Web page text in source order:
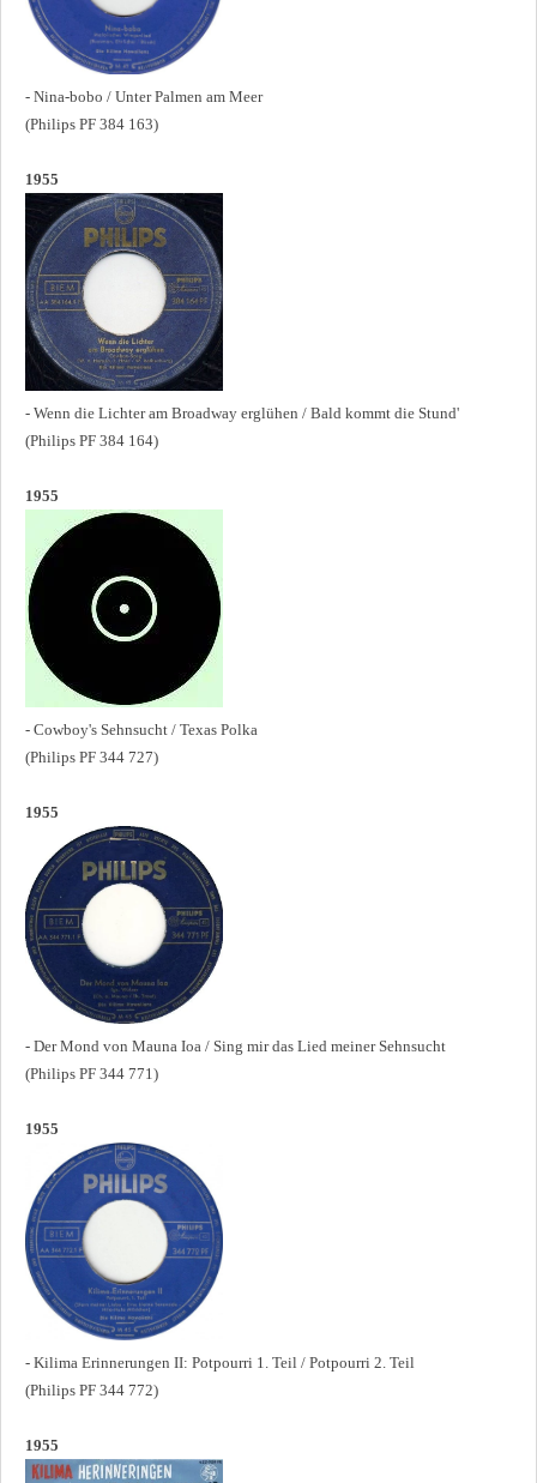
- Nina-bobo / Unter Palmen am Meer
(Philips PF 384 163)
1955
- Wenn die Lichter am Broadway erglühen / Bald kommt die Stund'
(Philips PF 384 164)
1955
- Cowboy's Sehnsucht / Texas Polka
(Philips PF 344 727)
1955
- Der Mond von Mauna Ioa / Sing mir das Lied meiner Sehnsucht
(Philips PF 344 771)
1955
- Kilima Erinnerungen II: Potpourri 1. Teil / Potpourri 2. Teil
(Philips PF 344 772)
1955